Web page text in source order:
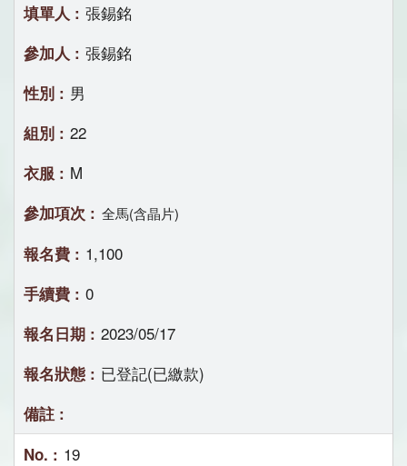
張錫銘
張錫銘
男
22
M
全馬(含晶片)
1,100
0
2023/05/17
已登記(已繳款)
19